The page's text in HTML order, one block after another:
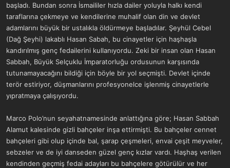
başladı. Bundan sonra İsmaililer hızla dailer yoluyla halkı kendi
taraflarına çekmeye ve kendilerine muhalif olan din ve devlet
adamlarını büyük bir ustalıkla öldürmeye başladılar. Şeyhül Cebel
(Dağ Şeyhi) lakablı Hasan Sabah, bu cinayetler için haşhaşla
kandırılmış genç fedailerini kullanıyordu. Zeki bir insan olan Hasan
Sabbah, Büyük Selçuklu İmparatorluğu ordusunun karşısında
tutunamayacağını bildiği için böyle bir yol seçmişti. Devlet içinde
terör estiriyor, düşmanlarını profesyonelce işlenmiş cinayetlerle
yıpratmaya çalışıyordu.
Marco Polo’nun seyahatnamesinde anlattığına göre; Hasan Sabbah
Alamut kalesinde gizli bahçeler inşa ettirmişti. Bu bahçeler cennet
bahçeleri gibi olup içinde bal, şarap çeşmeleri, envai çeşit meyveler,
sebzeler ve de iyi danseden güzel genç kızlar vardı. Haşhaş verilen
kendinden geçmiş fedai adayları bu bahçelere götürülür ve her